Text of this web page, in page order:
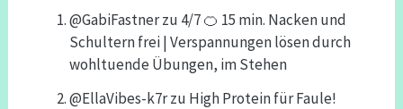
@GabiFastnerzu 4/7 🍊 15 min. Nacken und
Schultern frei | Verspannungen lösen durch
wohltuende Übungen, im Stehen
@EllaVibes-k7rzu High Protein für Faule!